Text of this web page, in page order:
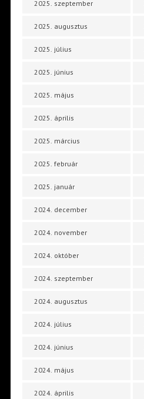
2025. szeptember
2025. augusztus
2025. július
2025. június
2025. május
2025. április
2025. március
2025. február
2025. január
2024. december
2024. november
2024. október
2024. szeptember
2024. augusztus
2024. július
2024. június
2024. május
2024. április